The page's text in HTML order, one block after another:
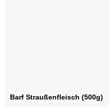
Barf Straußenfleisch (500g)